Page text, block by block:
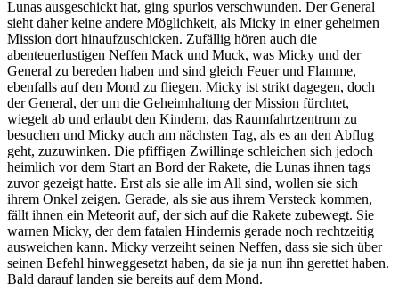
Lunas ausgeschickt hat, ging spurlos verschwunden. Der General
sieht daher keine andere Möglichkeit, als Micky in einer geheimen
Mission dort hinaufzuschicken. Zufällig hören auch die
abenteuerlustigen Neffen Mack und Muck, was Micky und der
General zu bereden haben und sind gleich Feuer und Flamme,
ebenfalls auf den Mond zu fliegen. Micky ist strikt dagegen, doch
der General, der um die Geheimhaltung der Mission fürchtet,
wiegelt ab und erlaubt den Kindern, das Raumfahrtzentrum zu
besuchen und Micky auch am nächsten Tag, als es an den Abflug
geht, zuzuwinken. Die pfiffigen Zwillinge schleichen sich jedoch
heimlich vor dem Start an Bord der Rakete, die Lunas ihnen tags
zuvor gezeigt hatte. Erst als sie alle im All sind, wollen sie sich
ihrem Onkel zeigen. Gerade, als sie aus ihrem Versteck kommen,
fällt ihnen ein Meteorit auf, der sich auf die Rakete zubewegt. Sie
warnen Micky, der dem fatalen Hindernis gerade noch rechtzeitig
ausweichen kann. Micky verzeiht seinen Neffen, dass sie sich über
seinen Befehl hinweggesetzt haben, da sie ja nun ihn gerettet haben.
Bald darauf landen sie bereits auf dem Mond.